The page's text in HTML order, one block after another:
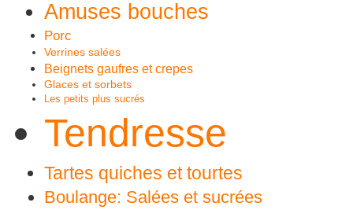
Amuses bouches
Porc
Verrines salées
Beignets gaufres et crepes
Glaces et sorbets
Les petits plus sucrés
Tendresse
Tartes quiches et tourtes
Boulange: Salées et sucrées